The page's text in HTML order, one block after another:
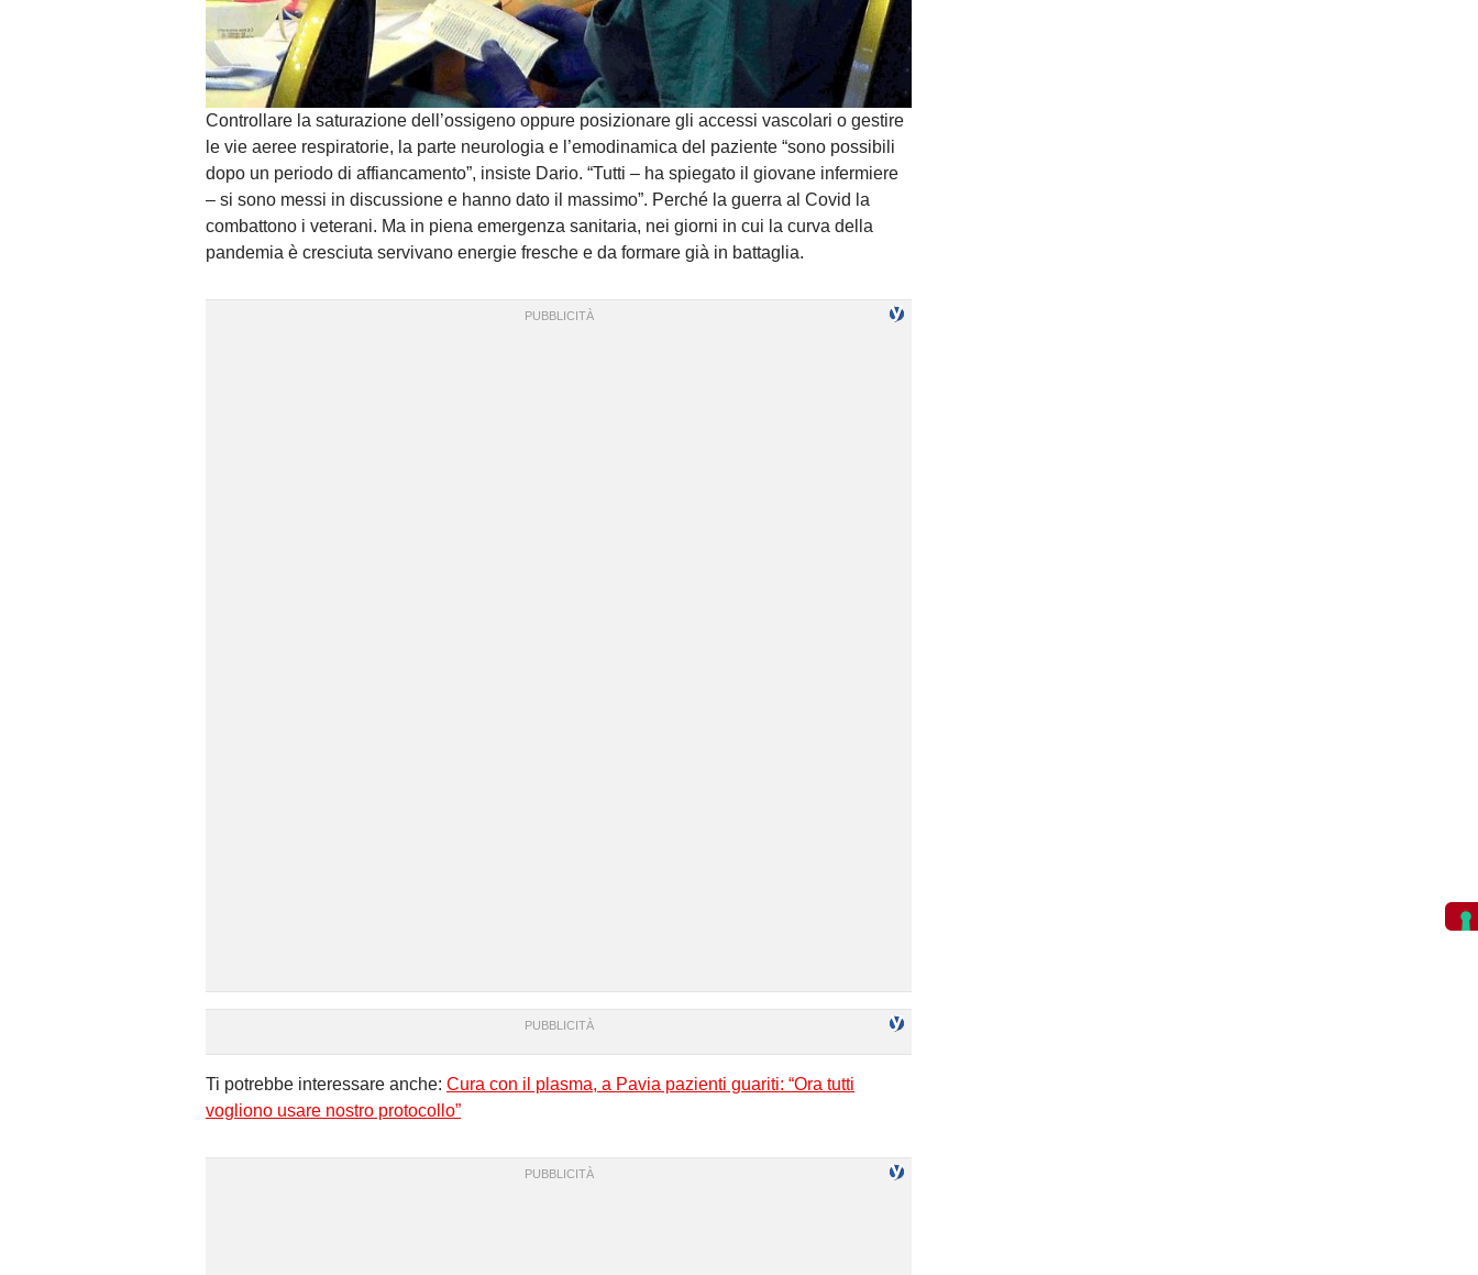
Controllare la saturazione dell’ossigeno oppure posizionare gli accessi vascolari o gestire
le vie aeree respiratorie, la parte neurologia e l’emodinamica del paziente “sono possibili
dopo un periodo di affiancamento”, insiste Dario. “Tutti – ha spiegato il giovane infermiere
– si sono messi in discussione e hanno dato il massimo”. Perché la guerra al Covid la
combattono i veterani. Ma in piena emergenza sanitaria, nei giorni in cui la curva della
pandemia è cresciuta servivano energie fresche e da formare già in battaglia.
Ti potrebbe interessare anche: Cura con il plasma, a Pavia pazienti guariti: “Ora tutti
vogliono usare nostro protocollo”